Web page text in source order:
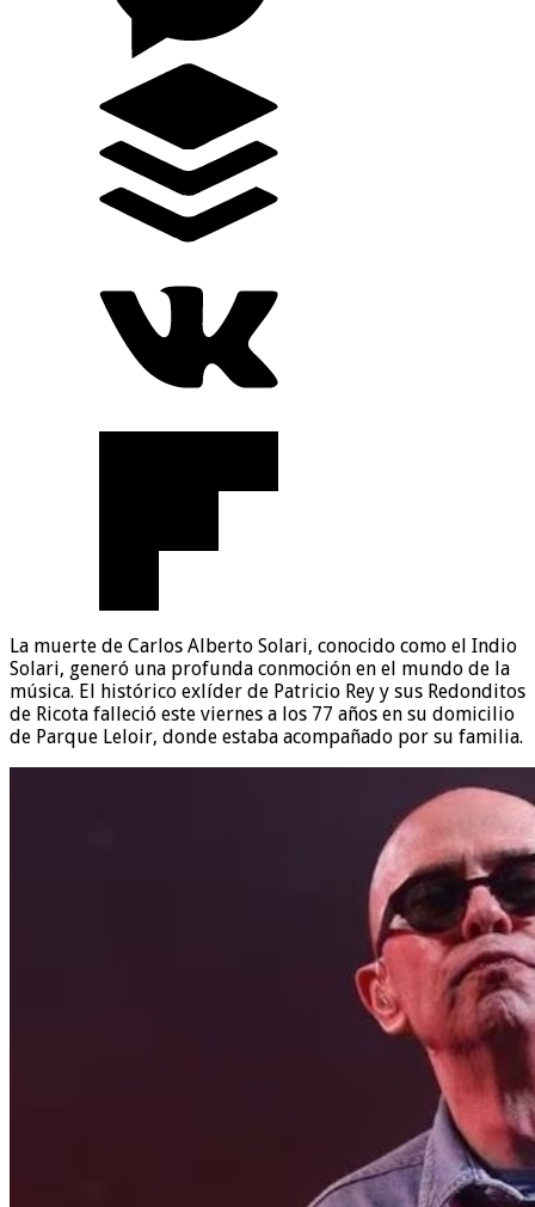
La muerte de Carlos Alberto Solari, conocido como el Indio
Solari, generó una profunda conmoción en el mundo de la
música. El histórico exlíder de Patricio Rey y sus Redonditos
de Ricota falleció este viernes a los 77 años en su domicilio
de Parque Leloir, donde estaba acompañado por su familia.